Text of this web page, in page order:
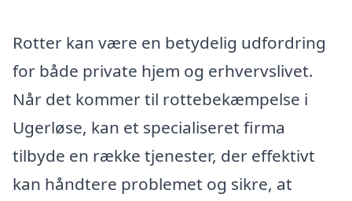
Rotter kan være en betydelig udfordring
for både private hjem og erhvervslivet.
Når det kommer til rottebekæmpelse i
Ugerløse, kan et specialiseret firma
tilbyde en række tjenester, der effektivt
kan håndtere problemet og sikre, at